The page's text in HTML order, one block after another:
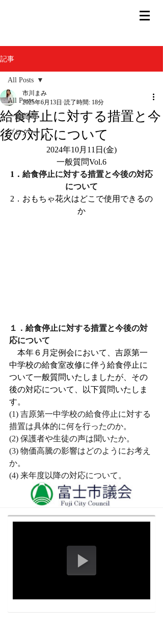
記事
All Posts
一般質問
ブログ
All Posts
給食停止に対する措置と今
後の対応について
市川まみ
2025年6月13日 読了時間: 18分
2024年10月11日(金)
一般質問Vol.6
1． 給食停止に対する措置と今後の対応
について
2． おもちゃ花火はどこで使用できるの
か
１．給食停止に対する措置と今後の対
応について
本年６月定例会において、吉原第一
中学校の給食室改修に伴う給食停止に
ついて一般質問いたしましたが、その
後の対応について、以下質問いたしま
す。
(1) 吉原第一中学校の給食停止に対する
措置は具体的に何を行ったのか。
(2) 保護者や生徒の声は聞いたか。
(3) 物価高騰の影響はどのようにお考え
か。
(4) 来年度以降の対応について。